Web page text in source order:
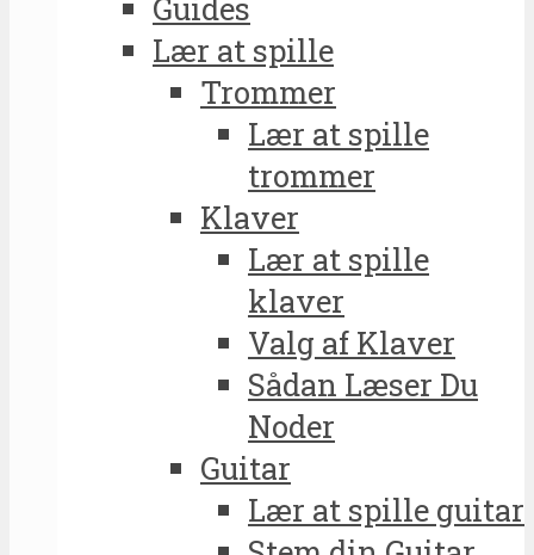
Lær at spille
Trommer
Lær at spille
trommer
Klaver
Lær at spille
klaver
Valg af Klaver
Sådan Læser Du
Noder
Guitar
Lær at spille guitar